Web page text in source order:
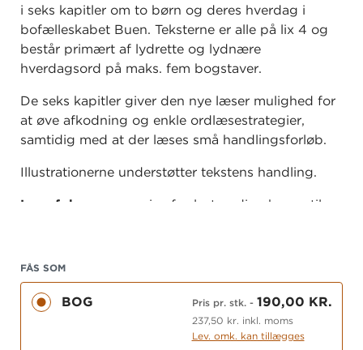
i seks kapitler om to børn og deres hverdag i
bofælleskabet Buen. Teksterne er alle på lix 4 og
består primært af lydrette og lydnære
hverdagsord på maks. fem bogstaver.
De seks kapitler giver den nye læser mulighed for
at øve afkodning og enkle ordlæsestrategier,
samtidig med at der læses små handlingsforløb.
Illustrationerne understøtter tekstens handling.
Læsefokus
er en serie af selvstændige bøger til
kan desuden anvendes til både fælles og
differentieret læseundervisning. Bagerst i hver
bog er et opslag med ideer til legende og
undersøgende aktiviteter, der sætter fokus på det
sproglige og læsefaglige i en meningsfuld
FÅS SOM
BOG Pris pr. stk.- 190,00 KR.
237,50 kr. inkl. moms
Lev. omk. kan tillægges